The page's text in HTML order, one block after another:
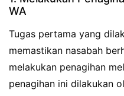
WA
Tugas pertama yang
memastikan nasabah
melakukan penagihan
penagihan ini dilakukan